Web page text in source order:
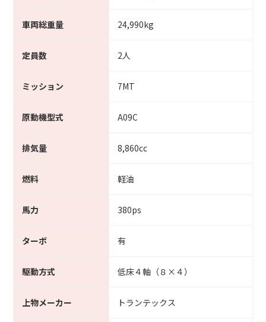
車両総重量 24,990kg
定員数 2人
ミッション 7MT
原動機型式 A09C
排気量 8,860cc
燃料 軽油
馬力 380ps
ターボ 有
駆動方式 低床４軸（８×４）
上物メーカー トランテックス